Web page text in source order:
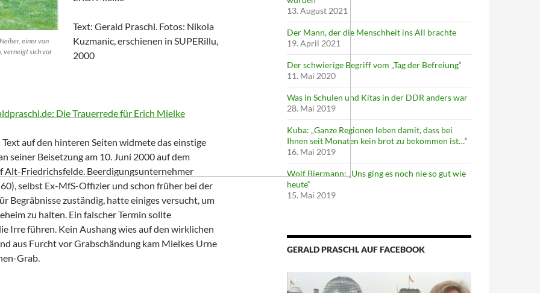
einer von
verneigt sich vor
Text: Gerald Praschl. Fotos: Nikola
Kuzmanic, erschienen in SUPERillu,
2000
Die Trauerrede für Erich Mielke
auf den hinteren Seiten widmete das einstige
seiner Beisetzung am 10. Juni 2000 auf dem
Alt-Friedrichsfelde. Beerdigungsunternehmer
selbst Ex-MfS-Offizier und schon früher bei der
Begräbnisse zuständig, hatte einiges versucht, um
zu halten. Ein falscher Termin sollte
Irre führen. Kein Aushang wies auf den wirklichen
aus Furcht vor Grabschändung kam Mielkes Urne
Grab.
weinte um den Herrn der Angst?
13. August 2021
Der Mann, der die Menschheit ins All brachte
19. April 2021
Der schwierige Begriff vom „Tag der Befreiung“
11. Mai 2020
Was in Schulen und Kitas in der DDR anders war
28. Mai 2019
Kuba: „Ganze Regionen leben damit, dass bei
Ihnen seit Monaten kein brot zu bekommen ist…“
16. Mai 2019
Wolf Biermann: „Uns ging es noch nie so gut wie
heute“
15. Mai 2019
GERALD PRASCHL AUF FACEBOOK